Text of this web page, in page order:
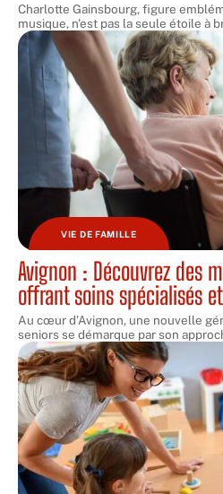
Charlotte Gainsbourg, figure
musique, n'est pas la seule étoile à
VIE DE FAMILLE
Avignon : Découvrez des
offrant soins spécialisés
Au cœur d’Avignon, une nouvelle
seniors se démarque par son